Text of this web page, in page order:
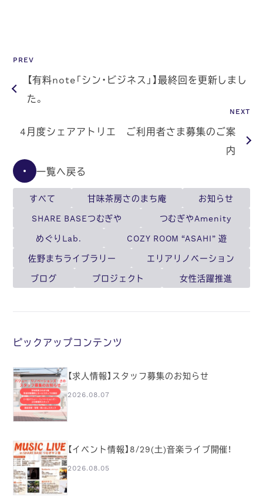
PREV
【有料note「シン・ビジネス」】最終回を更新しまし
た。
NEXT
4月度シェアアトリエ ご利用者さま募集のご案
内
一覧へ戻る
すべて 甘味茶房さのまち庵
お知らせ
SHARE BASEつむぎや
つむぎやAmenity
めぐりLab.
COZY ROOM “ASAHI” 遊
佐野まちライブラリー
エリアリノベーション
ブログ
プロジェクト 女性活躍推進
ピックアップコンテンツ
【求人情報】スタッフ募集のお知らせ
2026.08.07
【イベント情報】8/29(土)音楽ライブ開催！
2026.08.05